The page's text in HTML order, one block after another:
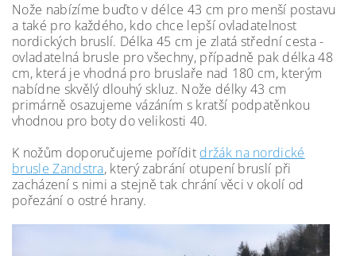
Nože nabízíme buďto v délce 43 cm pro menší postavu
a také pro každého, kdo chce lepší ovladatelnost
nordických bruslí. Délka 45 cm je zlatá střední cesta -
ovladatelná brusle pro všechny, případně pak délka 48
cm, která je vhodná pro bruslaře nad 180 cm, kterým
nabídne skvělý dlouhý skluz. Nože délky 43 cm
primárně osazujeme vázáním s kratší podpatěnkou
vhodnou pro boty do velikosti 40.
K nožům doporučujeme pořídit držák na nordické
brusle Zandstra, který zabrání otupení bruslí při
zacházení s nimi a stejně tak chrání věci v okolí od
pořezání o ostré hrany.